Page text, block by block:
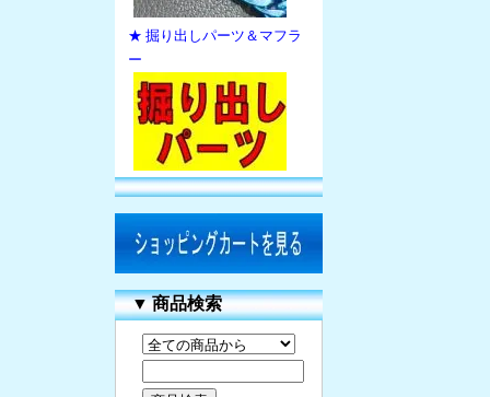
★ 掘り出しパーツ＆マフラ
ー
▼商品検索